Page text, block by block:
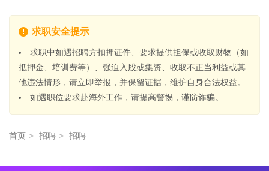
求职安全提示
求职中如遇招聘方扣押证件、要求提供担保或收取财物（如
抵押金、培训费等）、强迫入股或集资、收取不正当利益或其
他违法情形，请立即举报，并保留证据，维护自身合法权益。
如遇职位要求赴海外工作，请提高警惕，谨防诈骗。
首页 > 招聘 > 招聘